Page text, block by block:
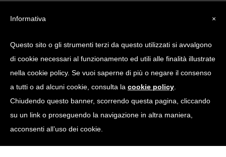
Condizioni di Vendita
Privacy Policy Cookie Policy
info@evampa.itVia San Paolo, 213 - 37050
Isola Rizza (VR) Italy
Web marketing: ONMATIK - Verona
×
Informativa
Questo sito o gli strumenti terzi da questo utilizzati si avvalgono
di cookie necessari al funzionamento ed utili alle finalità illustrate
nella cookie policy. Se vuoi saperne di più o negare il consenso
a tutti o ad alcuni cookie, consulta la cookie policy
Chiudendo questo banner, scorrendo questa pagina, cliccando
su un link o proseguendo la navigazione in altra maniera,
acconsenti all’uso dei cookie.